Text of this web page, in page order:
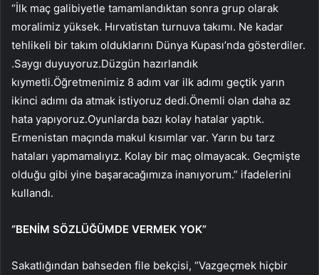
“İlk maç galibiyetle tamamlandıktan sonra grup olarak
moralimiz yüksek. Hırvatistan turnuva takımı. Ne kadar
tehlikeli bir takım olduklarını Dünya Kupası’nda gösterdiler.
.Saygı duyuyoruz.Düzgün hazırlandık
kıymetli.Öğretmenimiz 8 adım var ilk adımı geçtik yarın
ikinci adımı da atmak istiyoruz dedi.Önemli olan daha az
hata yapıyoruz.Oyunlarda bazı kolay hatalar yaptık.
Ermenistan maçında makul kısımlar var. Yarın bu tarz
hataları yapmamalıyız. Kolay bir maç olmayacak. Geçmişte
olduğu gibi yine başaracağımıza inanıyorum.” ifadelerini
kullandı.
“BENİM SÖZLÜĞÜMDE VERMEK YOK”
Sakatlığından bahseden file bekçisi, “Vazgeçmek hiçbir